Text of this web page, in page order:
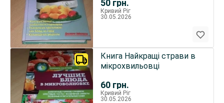
50 грн.
Кривий Ріг
30.05.2026
60 грн.
Книга Найкращі страви в
мікрохвильовці
Кривий Ріг
30.05.2026